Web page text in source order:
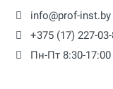
info@prof-inst.by
+375 (17) 227-
Пн-Пт 8:30-17:00